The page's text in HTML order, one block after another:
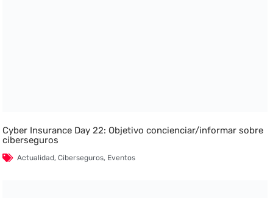
Cyber Insurance Day 22: Objetivo concienciar/informar sobre
ciberseguros
Actualidad,Ciberseguros, Eventos